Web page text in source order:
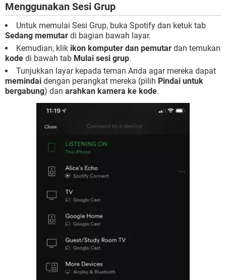
Menggunakan Sesi Grup
Untuk memulai Sesi Grup, buka Spotify dan ketuk tab
Sedang memutar di bagian bawah layar.
Kemudian, klik ikon komputer dan pemutar dan temukan
kode di bawah tab Mulai sesi grup.
Tunjukkan layar kepada teman Anda agar mereka dapat
memindai dengan perangkat mereka (pilih Pindai untuk
bergabung) dan arahkan kamera ke kode.